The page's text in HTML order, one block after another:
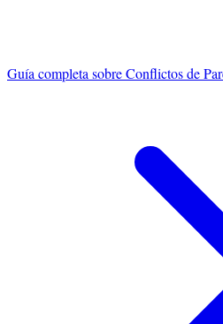
Guía completa sobreConflictos de